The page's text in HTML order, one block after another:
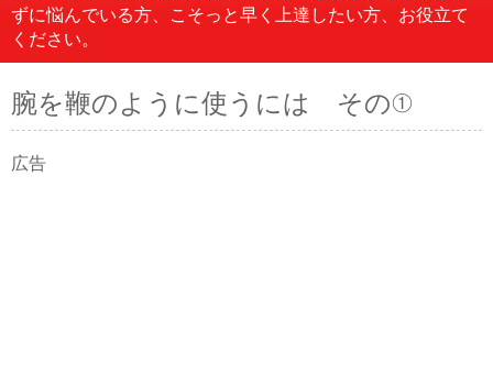
ずに悩んでいる方、こそっと早く上達したい方、お役立て
ください。
腕を鞭のように使うには その①
広告